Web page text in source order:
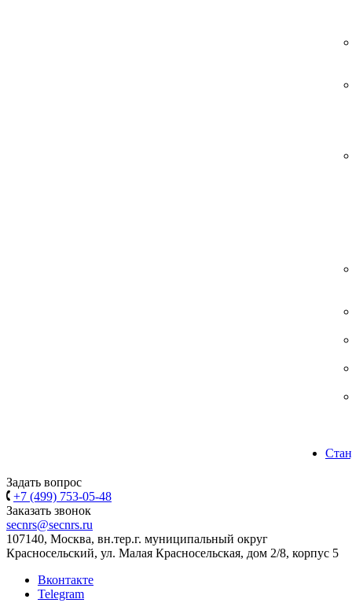
Задать вопрос
+7 (499) 753-05-48
Заказать звонок
secnrs@secnrs.ru
107140, Москва, вн.тер.г. муниципальный округ
Красносельский, ул. Малая Красносельская, дом 2/8, корпус 5
Вконтакте
Telegram